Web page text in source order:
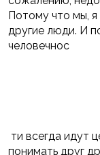
Потому что мы, я
другие люди. И
ти всегда идут
понимать друг